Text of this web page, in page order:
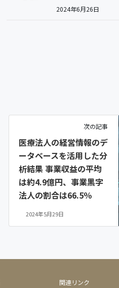
2024年6月26日
次の記事
医療法人の経営情報のデ
ータベースを活用した分
析結果 事業収益の平均
は約4.9億円、事業黒字
法人の割合は66.5％
2024年5月29日
関連リンク